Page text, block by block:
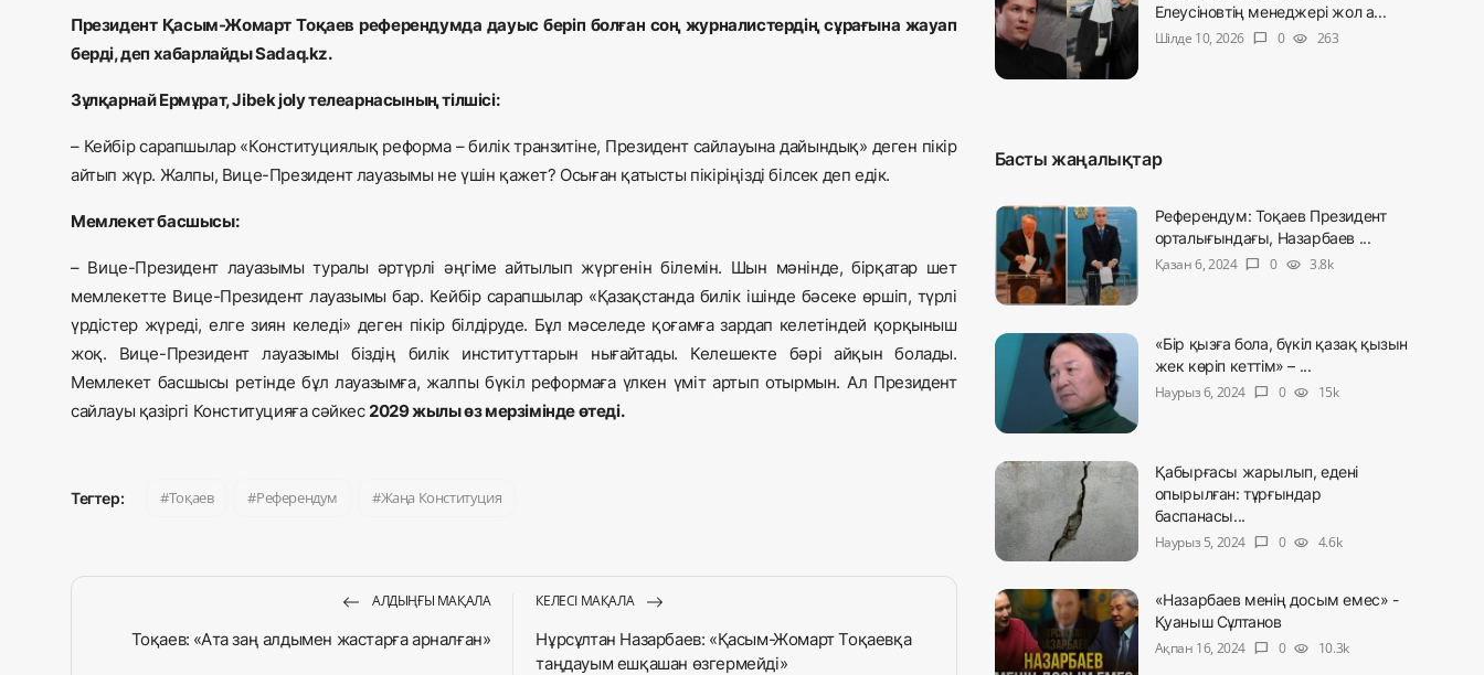
Президент Қасым-Жомарт Тоқаев референдумда дауыс беріп болған соң журналистердің сұрағына жауап
берді, деп хабарлайды Sadaq.kz.
Зұлқарнай Ермұрат, Jibek joly телеарнасының тілшісі:
– Кейбір сарапшылар «Конституциялық реформа – билік транзитіне, Президент сайлауына дайындық» деген пікір
айтып жүр. Жалпы, Вице-Президент лауазымы не үшін қажет? Осыған қатысты пікіріңізді білсек деп едік.
Мемлекет басшысы:
– Вице-Президент лауазымы туралы әртүрлі әңгіме айтылып жүргенін білемін. Шын мәнінде, бірқатар шет
мемлекетте Вице-Президент лауазымы бар. Кейбір сарапшылар «Қазақстанда билік ішінде бәсеке өршіп, түрлі
үрдістер жүреді, елге зиян келеді» деген пікір білдіруде. Бұл мәселеде қоғамға зардап келетіндей қорқыныш
жоқ. Вице-Президент лауазымы біздің билік институттарын нығайтады. Келешекте бәрі айқын болады.
Мемлекет басшысы ретінде бұл лауазымға, жалпы бүкіл реформаға үлкен үміт артып отырмын. Ал Президент
сайлауы қазіргі Конституцияға сәйкес2029 жылы өз мерзімінде өтеді.
Тегтер: Тоқаев Референдум Жаңа Конституция
АЛДЫҢҒЫ МАҚАЛА
Тоқаев: «Ата заң алдымен жастарға арналған»
КЕЛЕСІ МАҚАЛА
Нұрсұлтан Назарбаев: «Қасым-Жомарт Тоқаевқа
таңдауым ешқашан өзгермейді»
Елеусіновтің менеджері жол а...
Шілде 10, 2026
chat_bubble 0 visibility 263
Басты жаңалықтар
Референдум: Тоқаев Президент
орталығындағы, Назарбаев ...
Қазан 6, 2024 chat_bubble 0 visibility 3.8k
«Бір қызға бола, бүкіл қазақ қызын
жек көріп кеттім» – ...
Наурыз 6, 2024
chat_bubble 0 visibility 15k
Қабырғасы жарылып, едені
опырылған: тұрғындар
баспанасы...
Наурыз 5, 2024
chat_bubble 0 visibility 4.6k
«Назарбаев менің досым емес» -
Қуаныш Сұлтанов
Ақпан 16, 2024
chat_bubble 0 visibility 10.3k